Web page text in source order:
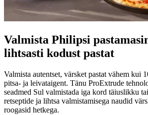
Valmista Philipsi
lihtsasti kodust pastat
Valmista autentset, värsket pastat vähem kui
pitsa- ja leivataigent. Tänu ProExtrude
seadmed Sul valmistada iga kord täiuslikku
retseptide ja lihtsa valmistamisega naudid
roogasid hetkega.